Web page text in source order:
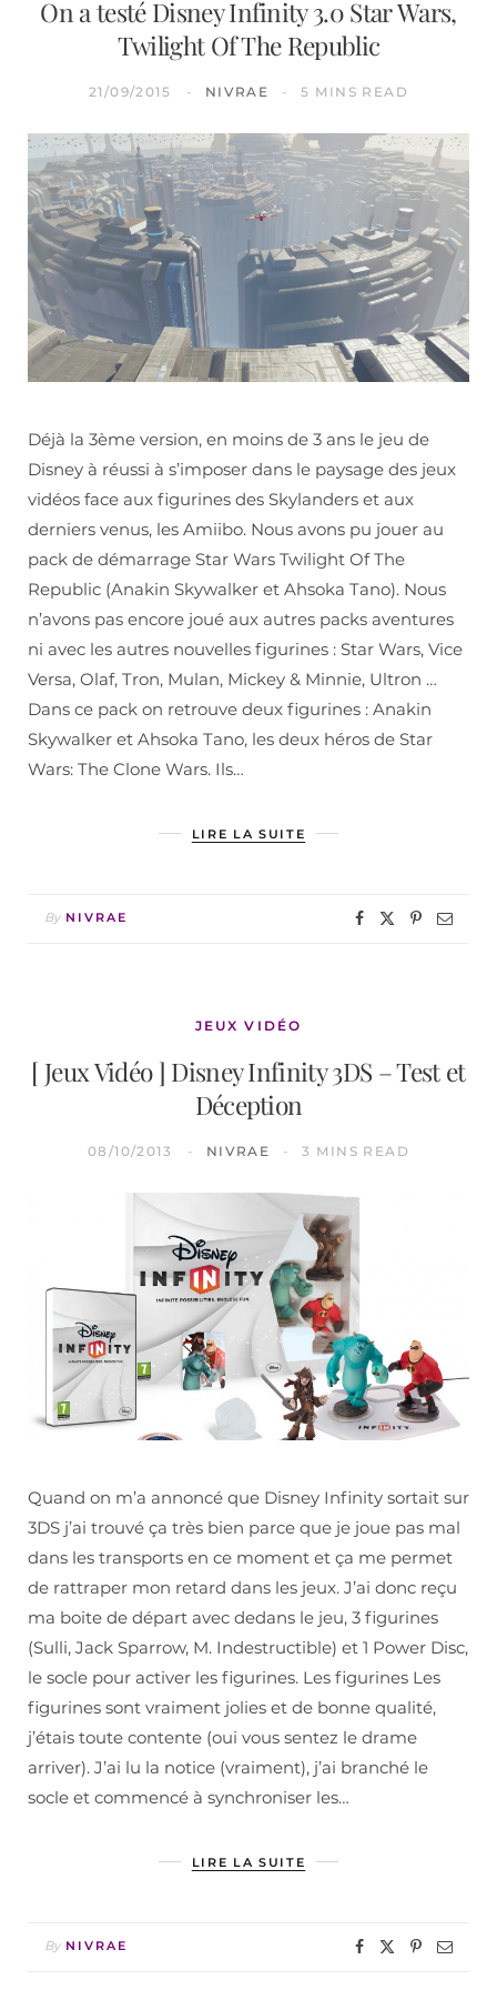
On a testé Disney Infinity 3.0 Star Wars,
Twilight Of The Republic
21/09/2015 NIVRAE 5 MINS READ
Déjà la 3ème version, en moins de 3 ans le jeu de
Disney à réussi à s’imposer dans le paysage des jeux
vidéos face aux figurines des Skylanders et aux
derniers venus, les Amiibo. Nous avons pu jouer au
pack de démarrage Star Wars Twilight Of The
Republic (Anakin Skywalker et Ahsoka Tano). Nous
n’avons pas encore joué aux autres packs aventures
ni avec les autres nouvelles figurines : Star Wars, Vice
Versa, Olaf, Tron, Mulan, Mickey & Minnie, Ultron …
Dans ce pack on retrouve deux figurines : Anakin
Skywalker et Ahsoka Tano, les deux héros de Star
Wars: The Clone Wars. Ils…
LIRE LA SUITE
By NIVRAE
JEUX VIDÉO
[ Jeux Vidéo ] Disney Infinity 3DS – Test et
Déception
08/10/2013 NIVRAE 3 MINS READ
Quand on m’a annoncé que Disney Infinity sortait sur
3DS j’ai trouvé ça très bien parce que je joue pas mal
dans les transports en ce moment et ça me permet
de rattraper mon retard dans les jeux. J’ai donc reçu
ma boite de départ avec dedans le jeu, 3 figurines
(Sulli, Jack Sparrow, M. Indestructible) et 1 Power Disc,
le socle pour activer les figurines. Les figurines Les
figurines sont vraiment jolies et de bonne qualité,
j’étais toute contente (oui vous sentez le drame
arriver). J’ai lu la notice (vraiment), j’ai branché le
socle et commencé à synchroniser les…
LIRE LA SUITE
By NIVRAE